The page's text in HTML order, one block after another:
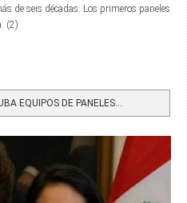
de seis décadas. Los primeros paneles
(2)
EQUIPOS DE PANELES...